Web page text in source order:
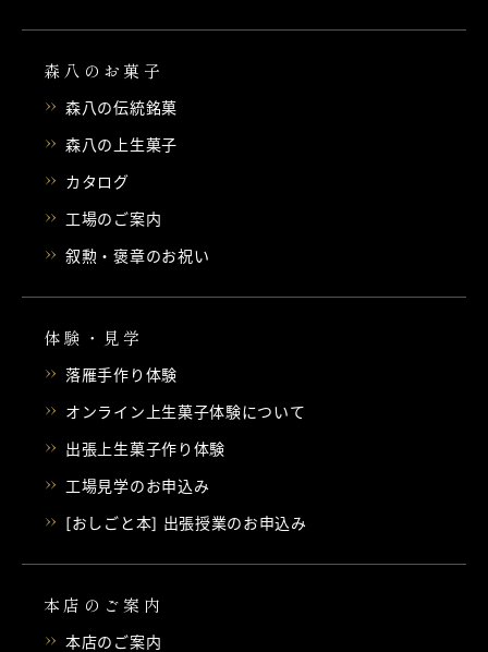
森八のお菓子
森八の伝統銘菓
森八の上生菓子
カタログ
工場のご案内
叙勲・褒章のお祝い
体験・見学
落雁手作り体験
オンライン上生菓子体験について
出張上生菓子作り体験
工場見学のお申込み
[おしごと本] 出張授業のお申込み
本店のご案内
本店のご案内